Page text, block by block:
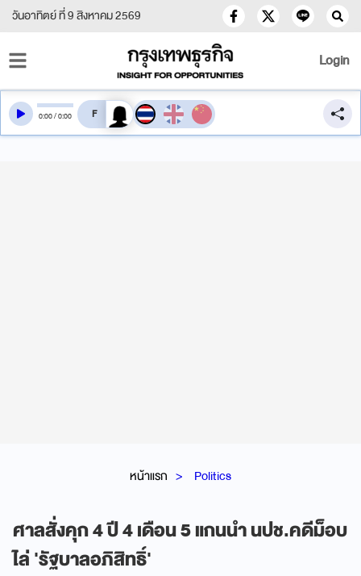
วันอาทิตย์ ที่ 9 สิงหาคม 2569
Login
หน้าแรก Politics
ศาลสั่งคุก 4 ปี 4 เดือน 5 แกนนำ นปช.คดีม็อบ
ไล่ 'รัฐบาลอภิสิทธิ์'
0:00/0:00 สลับเสียงอ่าน